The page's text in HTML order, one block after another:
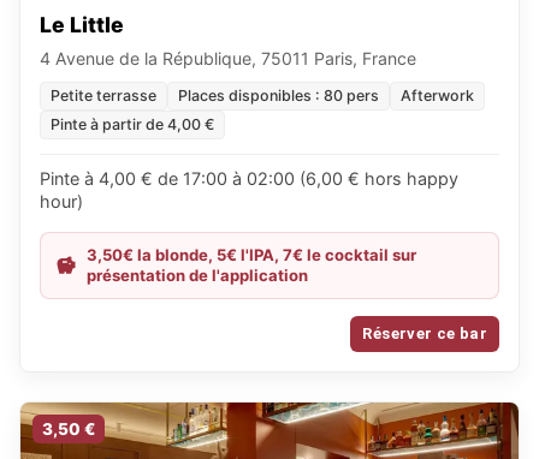
Le Little
4 Avenue de la République, 75011 Paris, France
Petite terrasse Places disponibles : 80 pers
Afterwork
Pinte à partir de 4,00 €
Pinte à 4,00 € de 17:00 à 02:00 (6,00 € hors happy
hour)
3,50€ la blonde, 5€ l'IPA, 7€ le cocktail sur
présentation de l'application
Réserver ce bar
3,50 €